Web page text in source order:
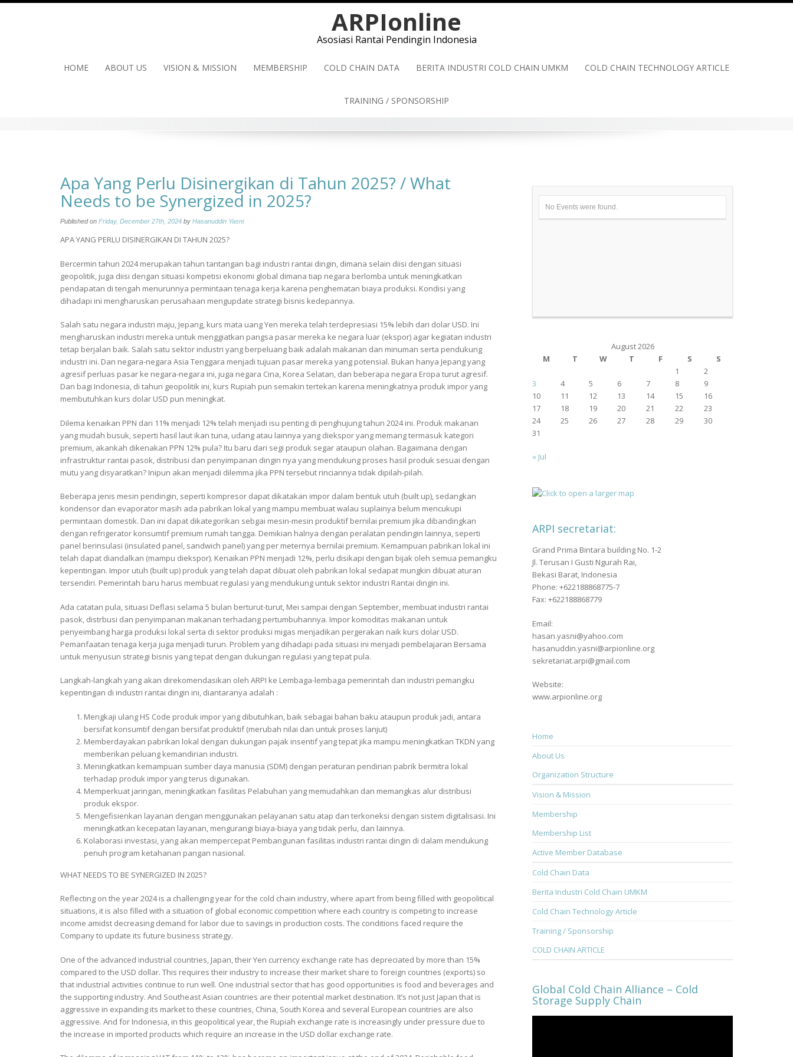
ARPIonline
Asosiasi Rantai Pendingin Indonesia
HOME ABOUT US VISION & MISSION MEMBERSHIP COLD CHAIN DATA BERITA INDUSTRI COLD CHAIN UMKM COLD CHAIN TECHNOLOGY ARTICLE
TRAINING / SPONSORSHIP
Apa Yang Perlu Disinergikan di Tahun 2025? / What
Needs to be Synergized in 2025?
Published on Friday, December 27th, 2024 by Hasanuddin Yasni
APA YANG PERLU DISINERGIKAN DI TAHUN 2025?
Bercermin tahun 2024 merupakan tahun tantangan bagi industri rantai dingin, dimana selain diisi dengan situasi
geopolitik, juga diisi dengan situasi kompetisi ekonomi global dimana tiap negara berlomba untuk meningkatkan
pendapatan di tengah menurunnya permintaan tenaga kerja karena penghematan biaya produksi. Kondisi yang
dihadapi ini mengharuskan perusahaan mengupdate strategi bisnis kedepannya.
Salah satu negara industri maju, Jepang, kurs mata uang Yen mereka telah terdepresiasi 15% lebih dari dolar USD. Ini
mengharuskan industri mereka untuk menggiatkan pangsa pasar mereka ke negara luar (ekspor) agar kegiatan industri
tetap berjalan baik. Salah satu sektor industri yang berpeluang baik adalah makanan dan minuman serta pendukung
industri ini. Dan negara-negara Asia Tenggara menjadi tujuan pasar mereka yang potensial. Bukan hanya Jepang yang
agresif perluas pasar ke negara-negara ini, juga negara Cina, Korea Selatan, dan beberapa negara Eropa turut agresif.
Dan bagi Indonesia, di tahun geopolitik ini, kurs Rupiah pun semakin tertekan karena meningkatnya produk impor yang
membutuhkan kurs dolar USD pun meningkat.
Dilema kenaikan PPN dari 11% menjadi 12% telah menjadi isu penting di penghujung tahun 2024 ini. Produk makanan
yang mudah busuk, seperti hasil laut ikan tuna, udang atau lainnya yang diekspor yang memang termasuk kategori
premium, akankah dikenakan PPN 12% pula? Itu baru dari segi produk segar ataupun olahan. Bagaimana dengan
infrastruktur rantai pasok, distribusi dan penyimpanan dingin nya yang mendukung proses hasil produk sesuai dengan
mutu yang disyaratkan? Inipun akan menjadi dilemma jika PPN tersebut rinciannya tidak dipilah-pilah.
Beberapa jenis mesin pendingin, seperti kompresor dapat dikatakan impor dalam bentuk utuh (built up), sedangkan
kondensor dan evaporator masih ada pabrikan lokal yang mampu membuat walau suplainya belum mencukupi
permintaan domestik. Dan ini dapat dikategorikan sebgai mesin-mesin produktif bernilai premium jika dibandingkan
dengan refrigerator konsumtif premium rumah tangga. Demikian halnya dengan peralatan pendingin lainnya, seperti
panel berinsulasi (insulated panel, sandwich panel) yang per meternya bernilai premium. Kemampuan pabrikan lokal ini
telah dapat diandalkan (mampu diekspor). Kenaikan PPN menjadi 12%, perlu disikapi dengan bijak oleh semua pemangku
kepentingan. Impor utuh (built up) produk yang telah dapat dibuat oleh pabrikan lokal sedapat mungkin dibuat aturan
tersendiri. Pemerintah baru harus membuat regulasi yang mendukung untuk sektor industri Rantai dingin ini.
Ada catatan pula, situasi Deflasi selama 5 bulan berturut-turut, Mei sampai dengan September, membuat industri rantai
pasok, distrbusi dan penyimpanan makanan terhadang pertumbuhannya. Impor komoditas makanan untuk
penyeimbang harga produksi lokal serta di sektor produksi migas menjadikan pergerakan naik kurs dolar USD.
Pemanfaatan tenaga kerja juga menjadi turun. Problem yang dihadapi pada situasi ini menjadi pembelajaran Bersama
untuk menyusun strategi bisnis yang tepat dengan dukungan regulasi yang tepat pula.
Langkah-langkah yang akan direkomendasikan oleh ARPI ke Lembaga-lembaga pemerintah dan industri pemangku
kepentingan di industri rantai dingin ini, diantaranya adalah :
Mengkaji ulang HS Code produk impor yang dibutuhkan, baik sebagai bahan baku ataupun produk jadi, antara
bersifat konsumtif dengan bersifat produktif (merubah nilai dan untuk proses lanjut)
Memberdayakan pabrikan lokal dengan dukungan pajak insentif yang tepat jika mampu meningkatkan TKDN yang
memberikan peluang kemandirian industri.
Meningkatkan kemampuan sumber daya manusia (SDM) dengan peraturan pendirian pabrik bermitra lokal
terhadap produk impor yang terus digunakan.
Memperkuat jaringan, meningkatkan fasilitas Pelabuhan yang memudahkan dan memangkas alur distribusi
produk ekspor.
Mengefisienkan layanan dengan menggunakan pelayanan satu atap dan terkoneksi dengan sistem digitalisasi. Ini
meningkatkan kecepatan layanan, mengurangi biaya-biaya yang tidak perlu, dan lainnya.
Kolaborasi investasi, yang akan mempercepat Pembangunan fasilitas industri rantai dingin di dalam mendukung
penuh program ketahanan pangan nasional.
WHAT NEEDS TO BE SYNERGIZED IN 2025?
Reflecting on the year 2024 is a challenging year for the cold chain industry, where apart from being filled with geopolitical
situations, it is also filled with a situation of global economic competition where each country is competing to increase
income amidst decreasing demand for labor due to savings in production costs. The conditions faced require the
Company to update its future business strategy.
One of the advanced industrial countries, Japan, their Yen currency exchange rate has depreciated by more than 15%
compared to the USD dollar. This requires their industry to increase their market share to foreign countries (exports) so
that industrial activities continue to run well. One industrial sector that has good opportunities is food and beverages and
the supporting industry. And Southeast Asian countries are their potential market destination. It’s not just Japan that is
aggressive in expanding its market to these countries, China, South Korea and several European countries are also
aggressive. And for Indonesia, in this geopolitical year, the Rupiah exchange rate is increasingly under pressure due to
the increase in imported products which require an increase in the USD dollar exchange rate.
No Events were found.
August 2026
M
T W T F S
S
1
2
3
4 5 6 7 8
9
10
11 12 13 14 15
16
17
18 19 20 21 22
23
24
25 26 27 28 29
30
31
« Jul
ARPI secretariat:
Grand Prima Bintara building No. 1-2
Jl. Terusan I Gusti Ngurah Rai,
Bekasi Barat, Indonesia
Phone: +622188868775-7
Fax: +622188868779
Email:
hasan.yasni@yahoo.com
hasanuddin.yasni@arpionline.org
sekretariat.arpi@gmail.com
Website:
www.arpionline.org
Home
About Us
Organization Structure
Vision & Mission
Membership
Membership List
Active Member Database
Cold Chain Data
Berita Industri Cold Chain UMKM
Cold Chain Technology Article
Training / Sponsorship
COLD CHAIN ARTICLE
Global Cold Chain Alliance – Cold
Storage Supply Chain